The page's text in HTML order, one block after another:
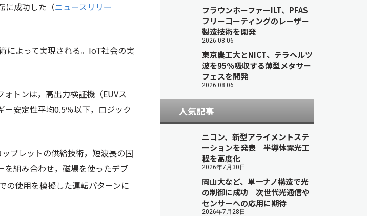
に成功した（ニュースリリー
によって実現される。IoT社会の実
トンは，高出力検証機（EUVス
安定性平均0.5％以下，ロジック
プレットの供給技術，短波長の固
を組み合わせ，磁場を使ったデブ
の使用を模擬した運転パターンに
フラウンホーファーILT、PFAS
フリーコーティングのレーザー
製造技術を開発
2026.08.06
東京農工大とNICT、テラヘルツ
波を95％吸収する薄型メタサー
フェスを開発
2026.08.06
人気記事
ニコン、新型アライメントステ
ーションを発表 半導体露光工
程を高度化
2026年7月30日
岡山大など、単一ナノ構造で光
の制御に成功 次世代光通信や
センサーへの応用に期待
2026年7月28日